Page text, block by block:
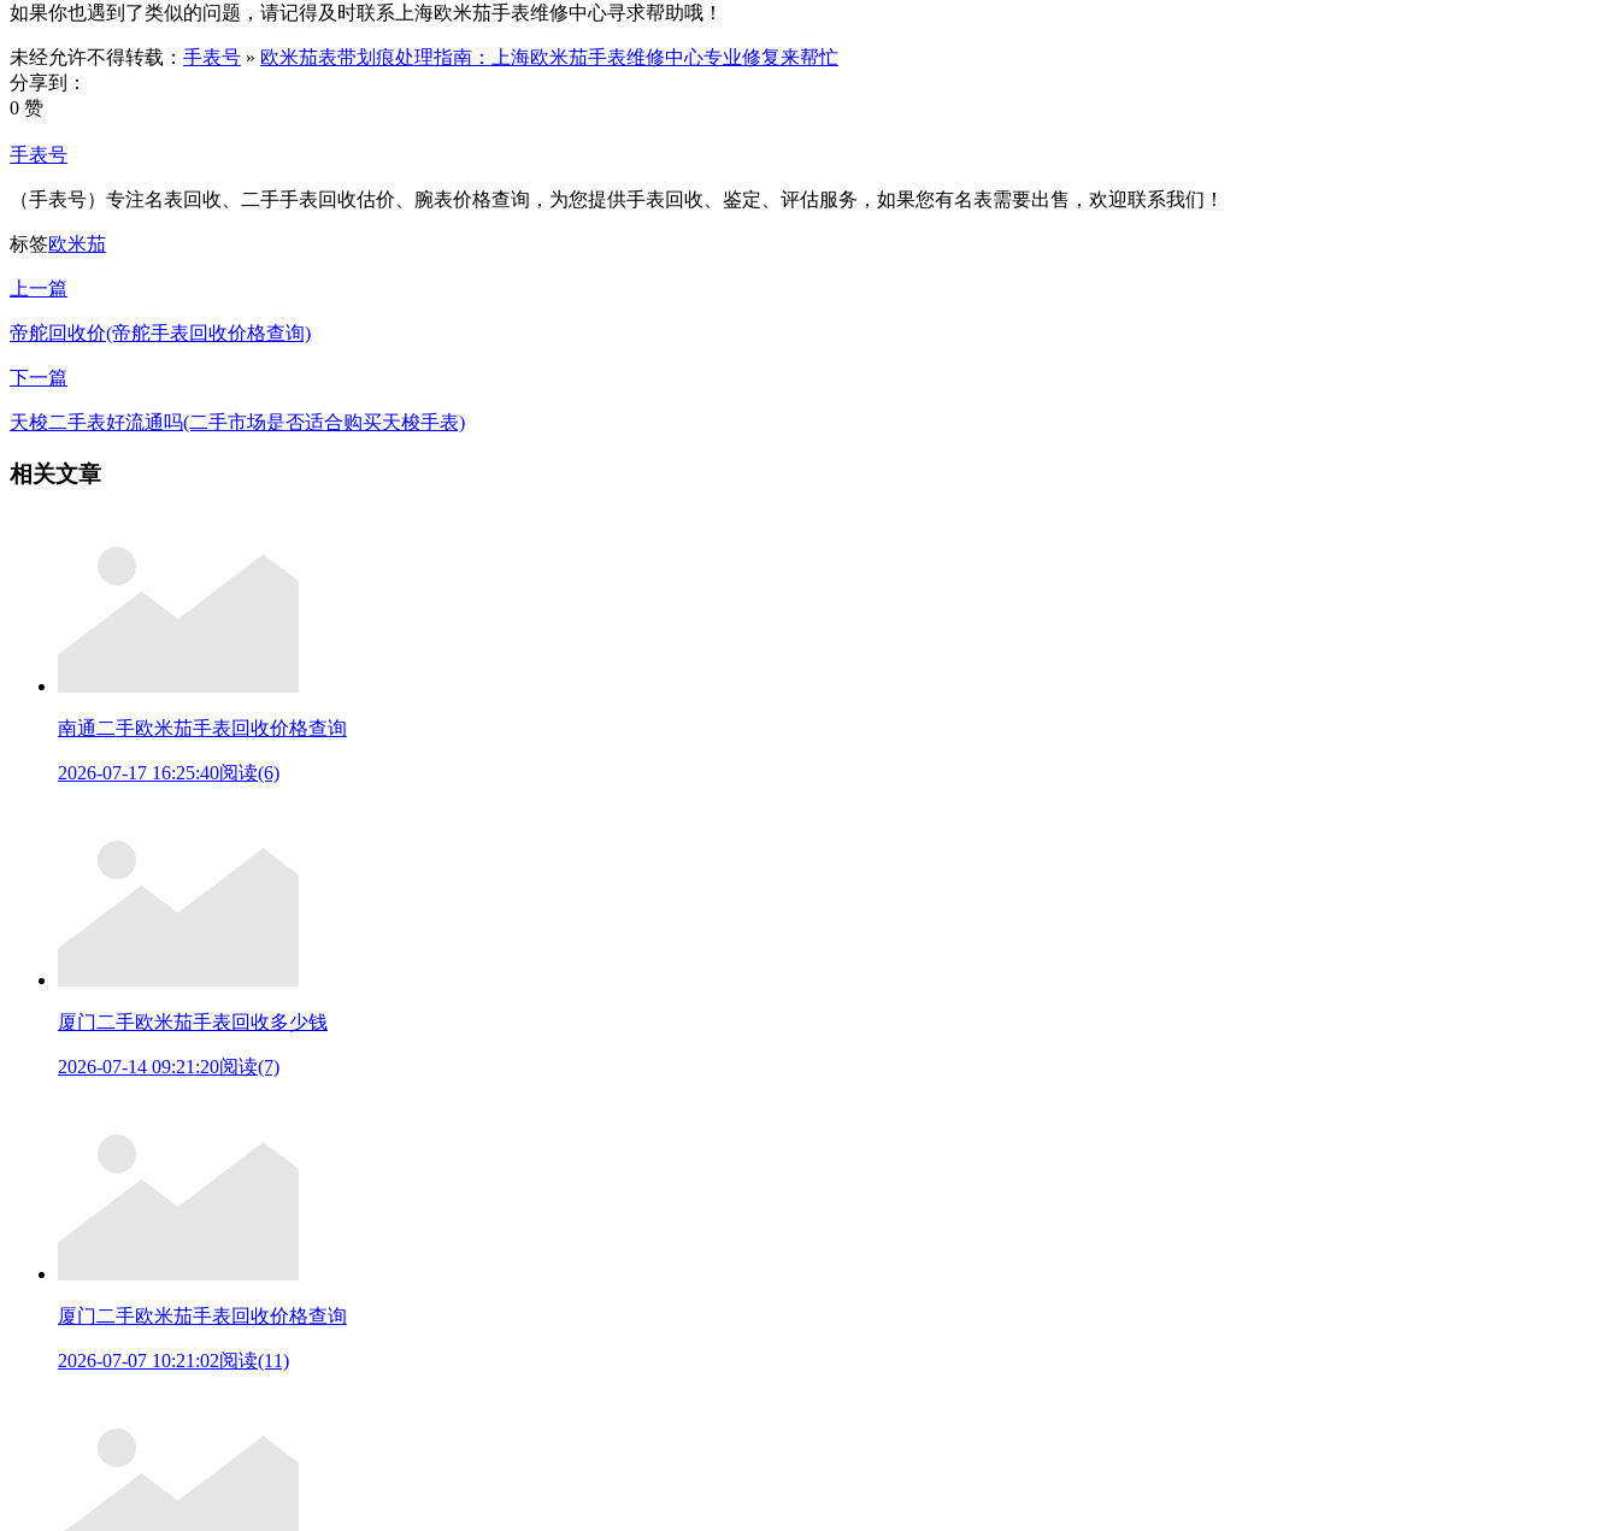
如果你也遇到了类似的问题，请记得及时联系上海欧米茄手表维修中心寻求帮助哦！
未经允许不得转载： 手表号 » 欧米茄表带划痕处理指南：上海欧米茄手表维修中心专业修复来帮忙
分享到：
0 赞
手表号
（手表号）专注名表回收、二手手表回收估价、腕表价格查询，为您提供手表回收、鉴定、评估服务，如果您有名表需要出售，欢迎联系我们！
标签欧米茄
上一篇
帝舵回收价(帝舵手表回收价格查询)
下一篇
天梭二手表好流通吗(二手市场是否适合购买天梭手表)
相关文章
南通二手欧米茄手表回收价格查询
2026-07-17 16:25:40阅读(6)
厦门二手欧米茄手表回收多少钱
2026-07-14 09:21:20阅读(7)
厦门二手欧米茄手表回收价格查询
2026-07-07 10:21:02阅读(11)